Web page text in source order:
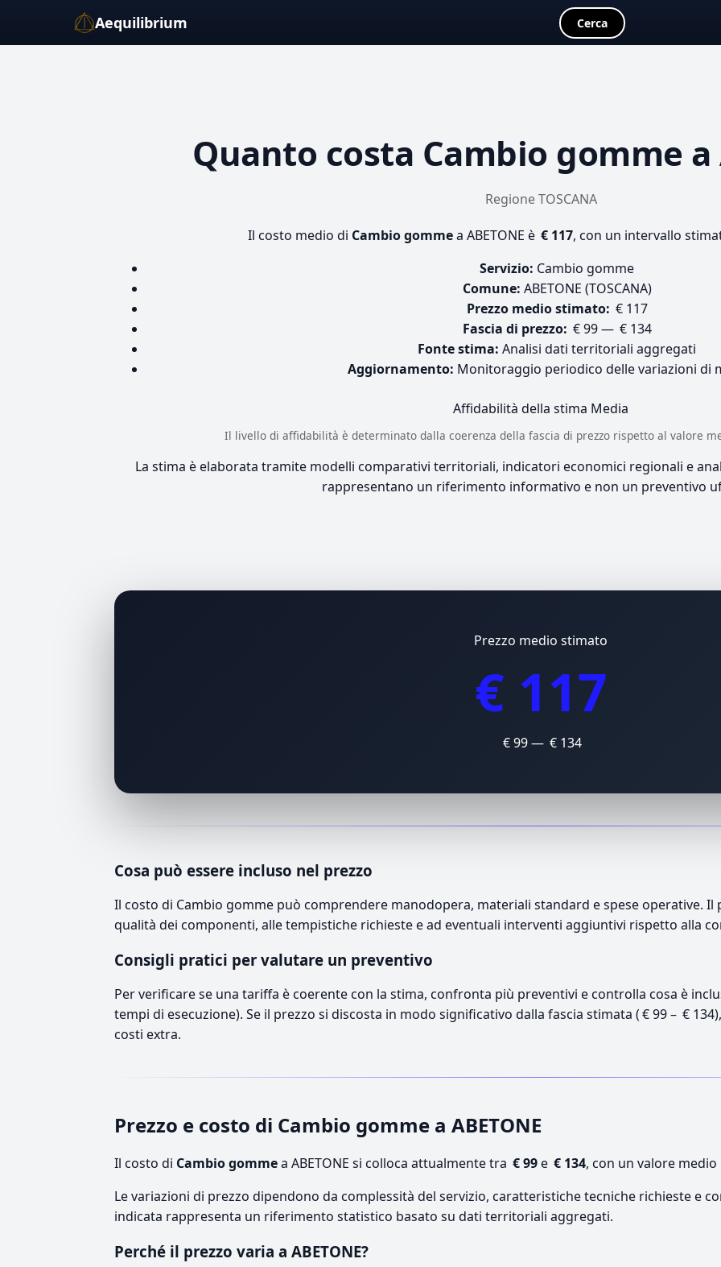
Aequilibrium Cerca
Quanto costa Cambio gomme a
Regione TOSCANA
Il costo medio di Cambio gommea ABETONE è € 117, con un intervallo
Servizio: Cambio gomme
Comune: ABETONE (TOSCANA)
Prezzo medio stimato: € 117
Fascia di prezzo: € 99 — € 134
Fonte stima: Analisi dati territoriali aggregati
Aggiornamento: Monitoraggio periodico delle variazioni di
Affidabilità della stima Media
Il livello di affidabilità è determinato dalla coerenza della fascia di prezzo rispetto al valore
La stima è elaborata tramite modelli comparativi territoriali, indicatori economici regionali e
rappresentano un riferimento informativo e non un preventivo
Prezzo medio stimato
€ 117
€ 99 — € 134
Cosa può essere incluso nel prezzo
Il costo di Cambio gomme può comprendere manodopera, materiali standard e spese operative. Il
qualità dei componenti, alle tempistiche richieste e ad eventuali interventi aggiuntivi rispetto alla
Consigli pratici per valutare un preventivo
Per verificare se una tariffa è coerente con la stima, confronta più preventivi e controlla cosa è
tempi di esecuzione). Se il prezzo si discosta in modo significativo dalla fascia stimata ( € 99 – €
costi extra.
Prezzo e costo di Cambio gomme a ABETONE
Il costo di Cambio gommea ABETONE si colloca attualmente tra € 99e € 134, con un valore
Le variazioni di prezzo dipendono da complessità del servizio, caratteristiche tecniche richieste e
indicata rappresenta un riferimento statistico basato su dati territoriali aggregati.
Perché il prezzo varia a ABETONE?